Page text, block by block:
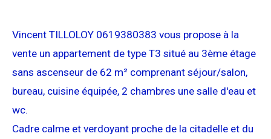
Vincent TILLOLOY 0619380383 vous propose à la
vente un appartement de type T3 situé au 3ème étage
sans ascenseur de 62 m² comprenant séjour/salon,
bureau, cuisine équipée, 2 chambres une salle d'eau et
wc.
Cadre calme et verdoyant proche de la citadelle et du